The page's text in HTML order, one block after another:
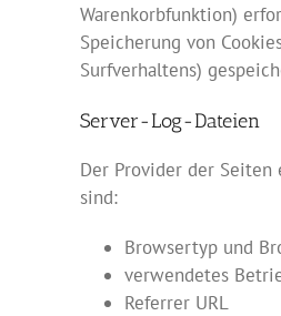
Warenkorbfunktion)
Speicherung von
Surfverhaltens)
Server-Log-Dateien
Der Provider der
sind:
Browsertyp und
verwendetes
Referrer URL